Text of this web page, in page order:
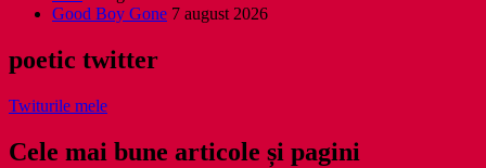
Good Boy Gone 7 august 2026
poetic twitter
Twiturile mele
Cele mai bune articole și pagini